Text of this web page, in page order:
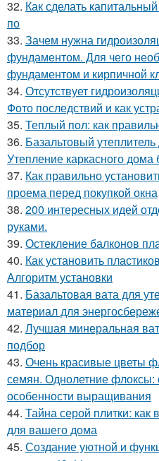
32. Как сделать
по
33. Зачем нужна
фундаментом. Для чего
фундаментом и кирпичной
34. Отсутствует
Фото последствий и как
35. Теплый пол: как
36. Базальтовый
Утепление каркасного дома
37. Как правильно
проема перед покупкой окна
38. 200 интересных идей
руками.
39. Остекление балконов
40. Как установить
Алгоритм установки
41. Базальтовая вата для
материал для
42. Лучшая минеральная
подбор
43. Очень красивые цветы
семян. Однолетние флоксы:
особенности выращивания
44. Тайна серой плитки:
для вашего дома
45. Создание уютной и